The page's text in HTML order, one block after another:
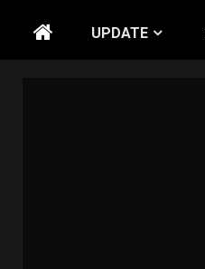
UPDATE